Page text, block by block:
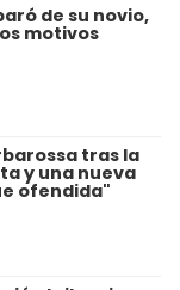
de su novio,
motivos
tras la
y una nueva
ofendida"